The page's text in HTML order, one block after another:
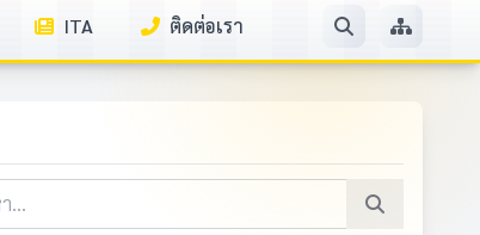
ITA ติดต่อเรา